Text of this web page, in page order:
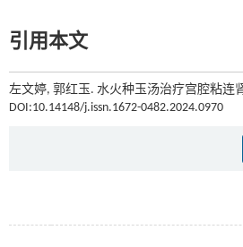
引用本文
左文婷, 郭红玉. 水火种玉汤治疗宫腔粘连
DOI:10.14148/j.issn.1672-0482.2024.0970